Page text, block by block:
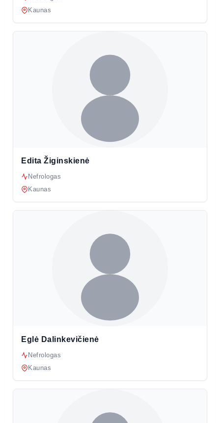
Kaunas
Edita Žiginskienė
Nefrologas
Kaunas
Eglė Dalinkevičienė
Nefrologas
Kaunas